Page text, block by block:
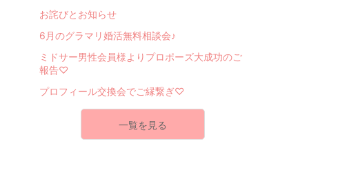
お詫びとお知らせ
6月のグラマリ婚活無料相談会♪
ミドサー男性会員様よりプロポーズ大成功のご
報告♡
プロフィール交換会でご縁繋ぎ♡
一覧を見る